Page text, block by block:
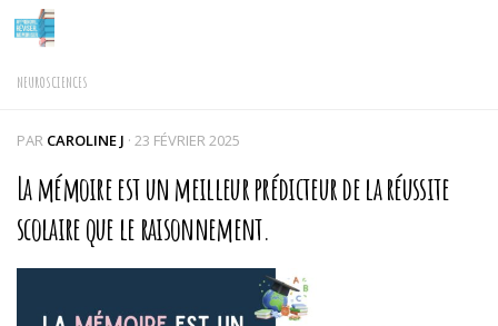
Skip to content
NEUROSCIENCES
PAR CAROLINE J · 23 FÉVRIER 2025
La mémoire est un meilleur prédicteur de la réussite
scolaire que le raisonnement.